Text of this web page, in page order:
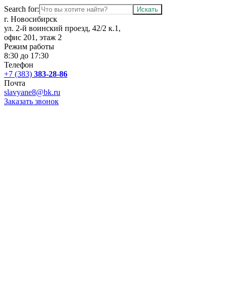
Search for:
г. Новосибирск
ул. 2-й воинский проезд, 42/2 к.1,
офис 201, этаж 2
Режим работы
8:30 до 17:30
Телефон
+7 (383) 383-28-86
Почта
slavyane8@bk.ru
Заказать звонок